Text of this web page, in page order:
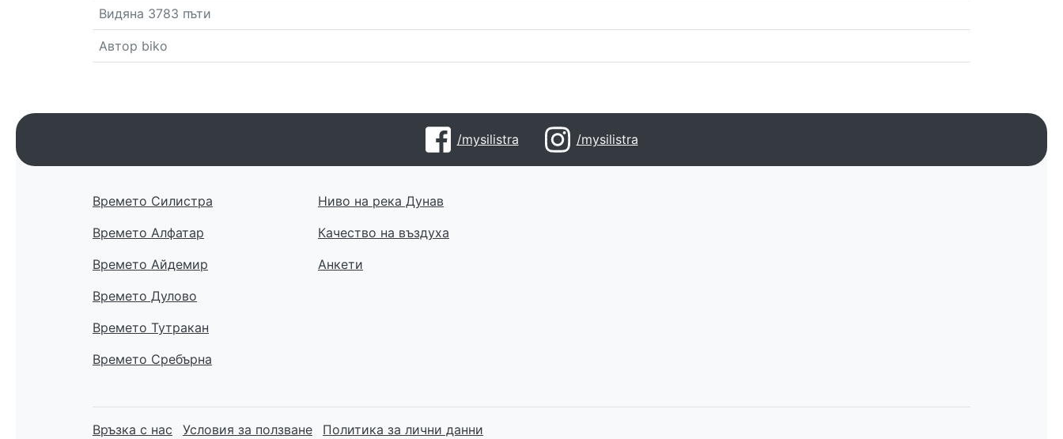
Видяна 3783 пъти
Автор biko
/mysilistra /mysilistra
Времето Силистра
Времето Алфатар
Времето Айдемир
Времето Дулово
Времето Тутракан
Времето Сребърна
Ниво на река Дунав
Качество на въздуха
Анкети
Връзка с нас Условия за ползване Политика за лични данни